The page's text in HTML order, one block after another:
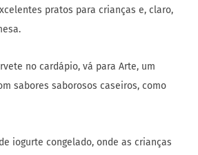
pratos para crianças e, claro,
no cardápio, vá para Arte, um
sabores saborosos caseiros, como
iogurte congelado, onde as crianças